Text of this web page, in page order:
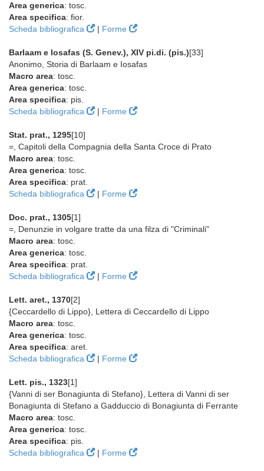
Area generica: tosc.
Area specifica: fior.
Scheda bibliografica
| Forme
Barlaam e Iosafas (S. Genev.), XIV pi.di. (pis.)[33]
Anonimo, Storia di Barlaam e Iosafas
Macro area: tosc.
Area generica: tosc.
Area specifica: pis.
Scheda bibliografica
| Forme
Stat. prat., 1295[10]
=, Capitoli della Compagnia della Santa Croce di Prato
Macro area: tosc.
Area generica: tosc.
Area specifica: prat.
Scheda bibliografica
| Forme
Doc. prat., 1305[1]
=, Denunzie in volgare tratte da una filza di "Criminali"
Macro area: tosc.
Area generica: tosc.
Area specifica: prat.
Scheda bibliografica
| Forme
Lett. aret., 1370[2]
{Ceccardello di Lippo}, Lettera di Ceccardello di Lippo
Macro area: tosc.
Area generica: tosc.
Area specifica: aret.
Scheda bibliografica
| Forme
Lett. pis., 1323[1]
{Vanni di ser Bonagiunta di Stefano}, Lettera di Vanni di ser
Bonagiunta di Stefano a Gadduccio di Bonagiunta di Ferrante
Macro area: tosc.
Area generica: tosc.
Area specifica: pis.
Scheda bibliografica
| Forme